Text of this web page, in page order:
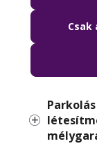
P+R